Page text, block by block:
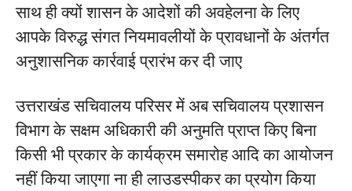
साथ ही क्यों शासन के आदेशों की अवहेलना के लिए
आपके विरुद्ध संगत नियमावलीयों के प्रावधानों के अंतर्गत
अनुशासनिक कार्रवाई प्रारंभ कर दी जाए
उत्तराखंड सचिवालय परिसर में अब सचिवालय प्रशासन
विभाग के सक्षम अधिकारी की अनुमति प्राप्त किए बिना
किसी भी प्रकार के कार्यक्रम समारोह आदि का आयोजन
नहीं किया जाएगा ना ही लाउडस्पीकर का प्रयोग किया